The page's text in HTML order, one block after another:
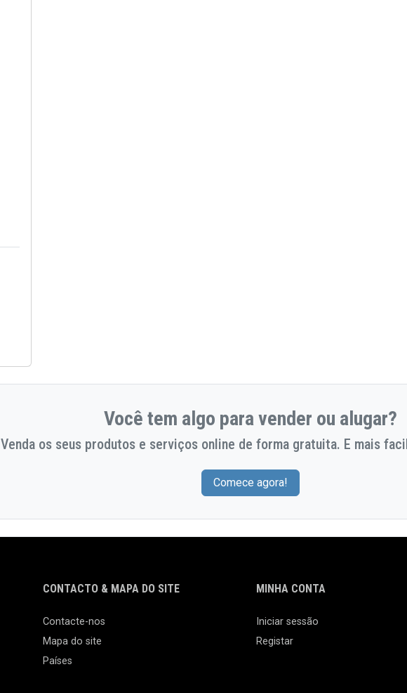
Você tem algo para vender ou alugar?
Venda os seus produtos e serviços online de forma gratuita. E mais
Comece agora!
CONTACTO & MAPA DO SITE
Contacte-nos
Mapa do site
Países
MINHA CONTA
Iniciar sessão
Registar